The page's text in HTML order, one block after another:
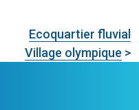
Ecoquartier fluvial
Village olympique >